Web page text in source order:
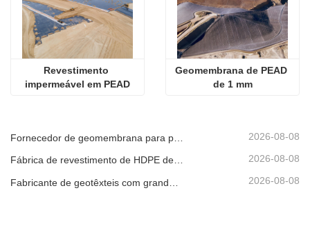
Revestimento
impermeável em PEAD
Geomembrana de PEAD
de 1 mm
2026-08-08
Fábrica de revestimento de HDPE de produção rápida 2026-08-08
2026-08-08